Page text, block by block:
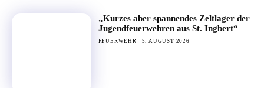
„Kurzes aber spannendes Zeltlager der
Jugendfeuerwehren aus St. Ingbert“
FEUERWEHR 5. AUGUST 2026